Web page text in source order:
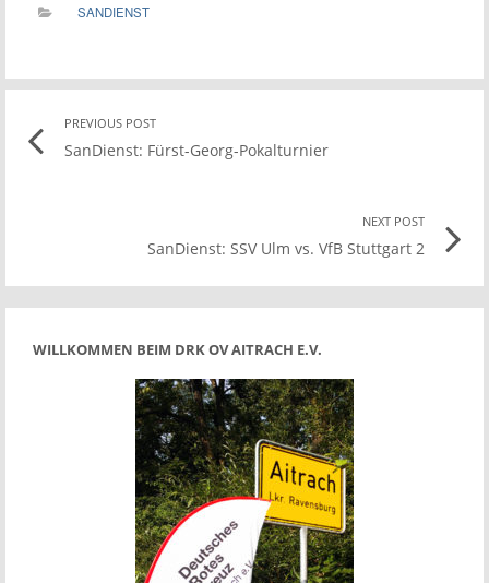
SANDIENST
PostPREVIOUS POST
SanDienst: Fürst-Georg-Pokalturnier
NEXT POST
SanDienst: SSV Ulm vs. VfB Stuttgart 2
link
WILLKOMMEN BEIM DRK OV AITRACH E.V.